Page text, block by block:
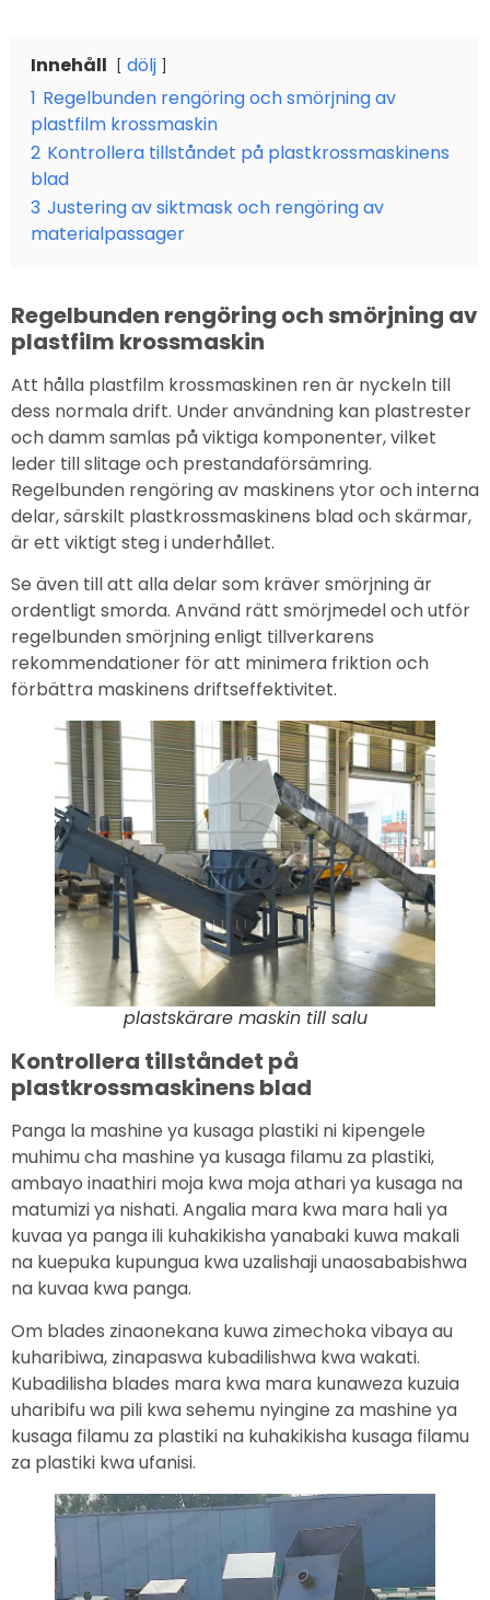
Innehåll
dölj
1 Regelbunden rengöring och smörjning av
plastfilm krossmaskin
2 Kontrollera tillståndet på plastkrossmaskinens
blad
3 Justering av siktmask och rengöring av
materialpassager
Regelbunden rengöring och smörjning av
plastfilm krossmaskin
Att hålla plastfilm krossmaskinen ren är nyckeln till
dess normala drift. Under användning kan plastrester
och damm samlas på viktiga komponenter, vilket
leder till slitage och prestandaförsämring.
Regelbunden rengöring av maskinens ytor och interna
delar, särskilt plastkrossmaskinens blad och skärmar,
är ett viktigt steg i underhållet.
Se även till att alla delar som kräver smörjning är
ordentligt smorda. Använd rätt smörjmedel och utför
regelbunden smörjning enligt tillverkarens
rekommendationer för att minimera friktion och
förbättra maskinens driftseffektivitet.
plastskärare maskin till salu
Kontrollera tillståndet på
plastkrossmaskinens blad
Panga la mashine ya kusaga plastiki ni kipengele
muhimu cha mashine ya kusaga filamu za plastiki,
ambayo inaathiri moja kwa moja athari ya kusaga na
matumizi ya nishati. Angalia mara kwa mara hali ya
kuvaa ya panga ili kuhakikisha yanabaki kuwa makali
na kuepuka kupungua kwa uzalishaji unaosababishwa
na kuvaa kwa panga.
Om blades zinaonekana kuwa zimechoka vibaya au
kuharibiwa, zinapaswa kubadilishwa kwa wakati.
Kubadilisha blades mara kwa mara kunaweza kuzuia
uharibifu wa pili kwa sehemu nyingine za mashine ya
kusaga filamu za plastiki na kuhakikisha kusaga filamu
za plastiki kwa ufanisi.